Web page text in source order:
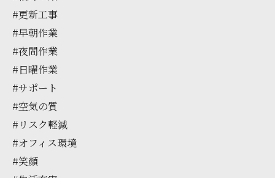
#更新工事
#早朝作業
#夜間作業
#日曜作業
#サポート
#空気の質
#リスク軽減
#オフィス環境
#笑顔